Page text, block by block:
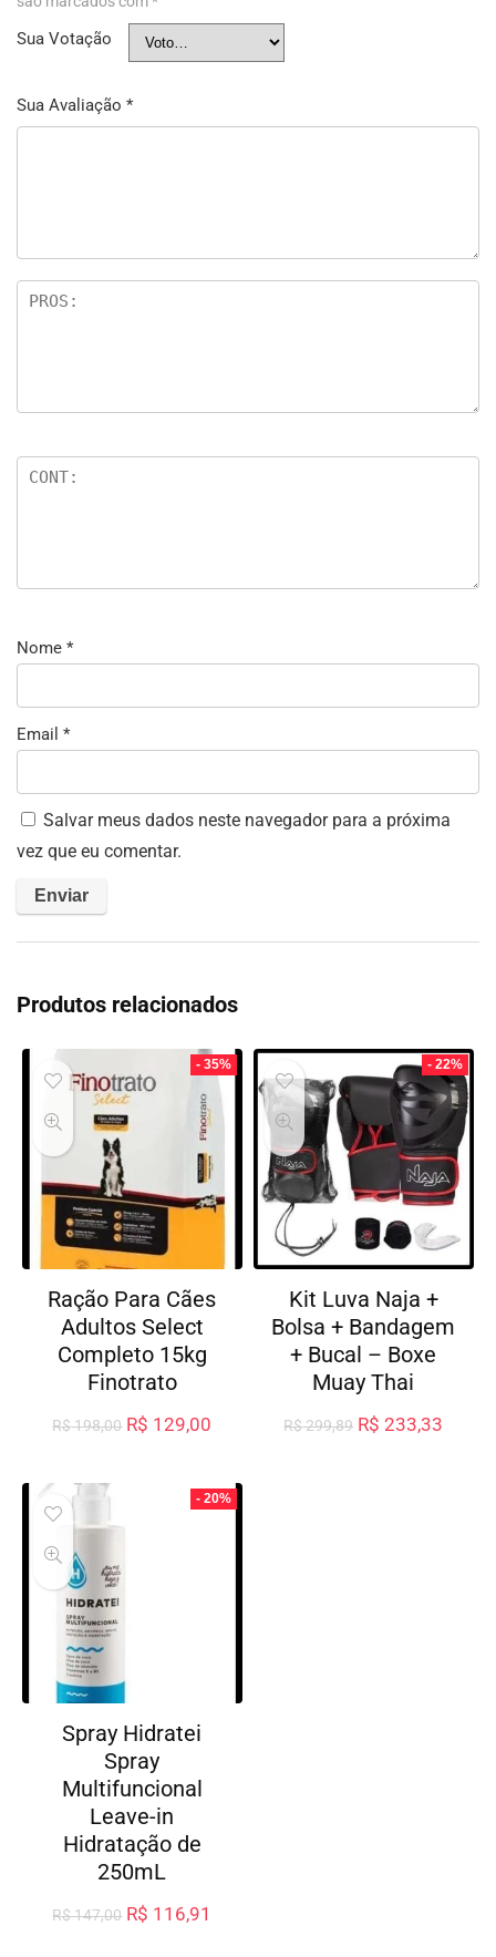
Sua Votação
Sua Avaliação *
Nome *
Email *
Salvar meus dados neste navegador para a próxima
vez que eu comentar.
Produtos relacionados
- 35%
Ração Para Cães
Adultos Select
Completo 15kg
Finotrato
R$198,00 R$ 129,00
- 22%
Kit Luva Naja +
Bolsa + Bandagem
+ Bucal – Boxe
Muay Thai
R$299,89 R$ 233,33
- 20%
Spray Hidratei
Spray
Multifuncional
Leave-in
Hidratação de
250mL
R$147,00 R$ 116,91